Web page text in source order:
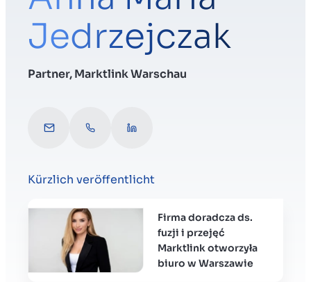
Menu
Insights
Jedrzejczak
Partner, Marktlink Warschau
a.jedrzejczak@marktlink.com
Telefonieren mit
Kürzlich veröffentlicht
Firma doradcza ds.
fuzji i przejęć
Marktlink otworzyła
biuro w Warszawie